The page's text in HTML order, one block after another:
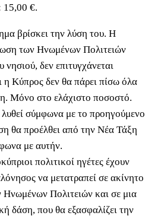
15,00 €.
βρίσκει την λύση του. Η
των Ηνωμένων Πολιτειών
δεν επιτυγχάνεται
Κύπρος δεν θα πάρει πίσω όλα
Μόνο στο ελάχιστο ποσοστό.
σύμφωνα με το προηγούμενο
θα προέλθει από την Νέα Τάξη
με αυτήν.
πολιτικοί ηγέτες έχουν
να μετατραπεί σε ακίνητο
Πολιτειών και σε μια
δάση, που θα εξασφαλίζει την